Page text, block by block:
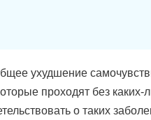
ухудшение
проходят без
о таких